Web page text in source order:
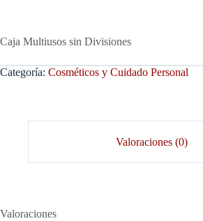
Caja Multiusos sin Divisiones
Categoría: Cosméticos y Cuidado Personal
Valoraciones (0)
Valoraciones